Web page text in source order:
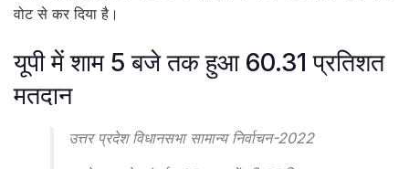
वोट से कर दिया है।
यूपी में शाम 5 बजे तक हुआ 60.31 प्रतिशत
मतदान
उत्तर प्रदेश विधानसभा सामान्य निर्वाचन-2022